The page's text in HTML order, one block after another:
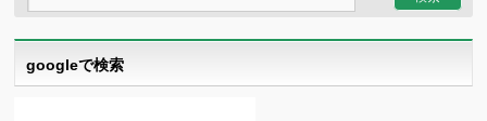
googleで検索